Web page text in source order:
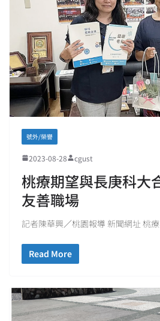
號外/榮譽
2023-08-28 cgust
桃療期望與長庚科大
友善職場
記者陳華興／桃園報導 新聞網址 桃
Read More